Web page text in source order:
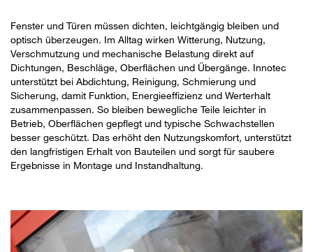
Fenster und Türen müssen dichten, leichtgängig bleiben und
optisch überzeugen. Im Alltag wirken Witterung, Nutzung,
Verschmutzung und mechanische Belastung direkt auf
Dichtungen, Beschläge, Oberflächen und Übergänge. Innotec
unterstützt bei Abdichtung, Reinigung, Schmierung und
Sicherung, damit Funktion, Energieeffizienz und Werterhalt
zusammenpassen. So bleiben bewegliche Teile leichter in
Betrieb, Oberflächen gepflegt und typische Schwachstellen
besser geschützt. Das erhöht den Nutzungskomfort, unterstützt
den langfristigen Erhalt von Bauteilen und sorgt für saubere
Ergebnisse in Montage und Instandhaltung.